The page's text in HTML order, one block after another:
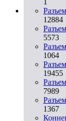
12884
5573
1064
19455
7989
1367